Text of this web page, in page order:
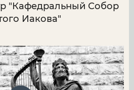
"Кафедральный Собор
Иакова"